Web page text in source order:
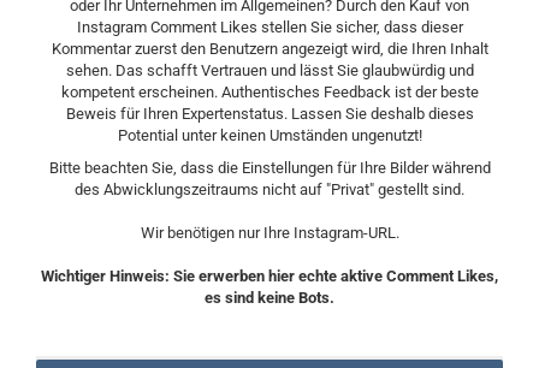
oder Ihr Unternehmen im Allgemeinen? Durch den Kauf von
Instagram Comment Likes stellen Sie sicher, dass dieser
Kommentar zuerst den Benutzern angezeigt wird, die Ihren Inhalt
sehen. Das schafft Vertrauen und lässt Sie glaubwürdig und
kompetent erscheinen. Authentisches Feedback ist der beste
Beweis für Ihren Expertenstatus. Lassen Sie deshalb dieses
Potential unter keinen Umständen ungenutzt!
Bitte beachten Sie, dass die Einstellungen für Ihre Bilder während
des Abwicklungszeitraums nicht auf "Privat" gestellt sind.
Wir benötigen nur Ihre Instagram-URL.
Wichtiger Hinweis: Sie erwerben hier echte aktive Comment Likes,
es sind keine Bots.